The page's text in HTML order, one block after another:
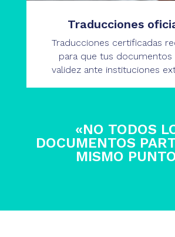
Traducciones
Traducciones certificadas
para que tus documentos
validez ante instituciones
«NO TODOS
DOCUMENTOS
MISMO